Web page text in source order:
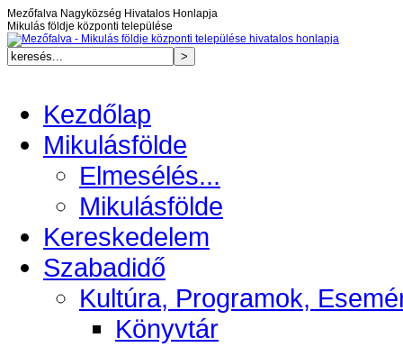
Mezőfalva Nagyközség Hivatalos Honlapja
Mikulás földje központi települése
Kezdőlap
Mikulásfölde
Elmesélés...
Mikulásfölde
Kereskedelem
Szabadidő
Kultúra, Programok,
Könyvtár